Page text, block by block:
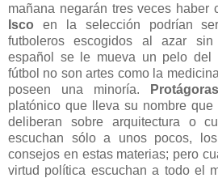
mañana negarán tres veces haber
Isco en la selección podrían
futboleros escogidos al azar
español se le mueva un pelo del
fútbol no son artes como la
poseen una minoría.
Protágoras
platónico que lleva su nombre
deliberan sobre arquitectura o
escuchan sólo a unos pocos,
consejos en estas materias; pero
virtud política escuchan a todo el